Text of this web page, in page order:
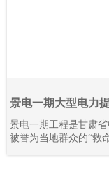
景电一期大型电力
景电一期工程是甘肃
被誉为当地群众的“救